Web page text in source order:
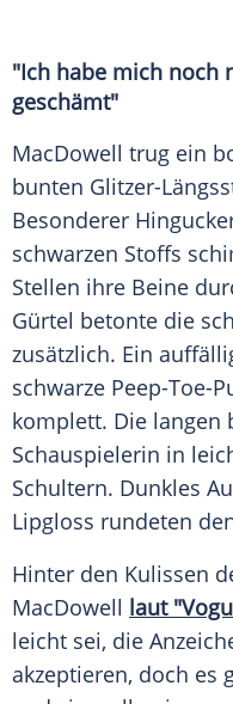
"Ich habe mich noch
geschämt"
MacDowell trug ein
bunten Glitzer-
Besonderer
schwarzen Stoffs
Stellen ihre Beine
Gürtel betonte die
zusätzlich. Ein
schwarze Peep-Toe-
komplett. Die langen
Schauspielerin in
Schultern. Dunkles
Lipgloss rundeten
Hinter den Kulissen
MacDowell laut
leicht sei, die
akzeptieren, doch es